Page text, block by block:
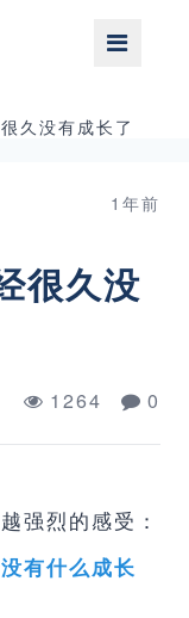
久没有成长了
1年前
很久没
1264 0
强烈的感受：
有什么成长